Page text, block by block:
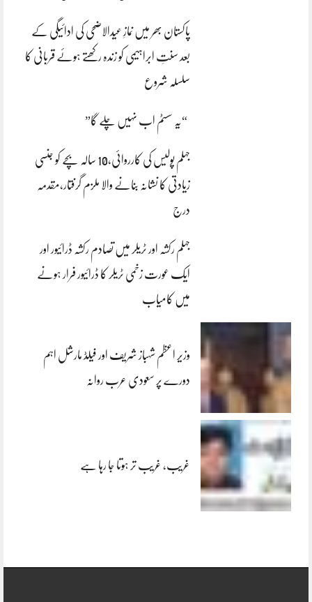
پاکستان بھر میں نمازِ عیدالاضحی کی ادائیگی کے
بعد سنتِ ابراہیمی کو زندہ رکھتے ہوئے قربانی کا
سلسلہ شروع
“یہ سسٹم اب نہیں چلے گا”
جہلم پولیس کی کارروائی،10 سالہ بچے کو جنسی
زیادتی کا نشانہ بنانے والا ملزم گرفتار،مقدمہ
درج
جہلم رکشہ اور ٹریلر میں تصادم رکشہ ڈرائیور اور
ایک عورت زخمی ٹریلر کا ڈرائیور فرار ہونے
میں کامیاب
وزیر اعظم شہباز شریف اور فیلڈ مارشل اہم
دورے پر سعودی عرب روانہ
غریب، غریب تر ہوتا جا رہا ہے